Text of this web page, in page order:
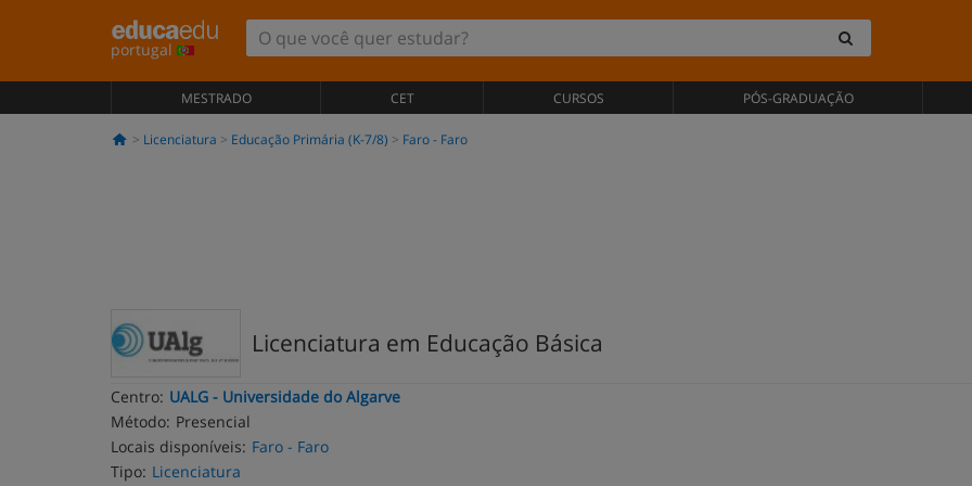
portugal
MESTRADO CET CURSOS PÓS-GRADUAÇÃO
Licenciatura Educação Primária (K-7/8) Faro - Faro
Licenciatura em Educação Básica
Centro: UALG - Universidade do Algarve
Método: Presencial
Locais disponíveis: Faro - Faro
Tipo: Licenciatura